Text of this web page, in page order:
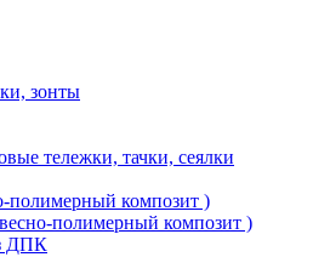
зонты
тележки, тачки, сеялки
композит )
полимерный композит )
ДПК